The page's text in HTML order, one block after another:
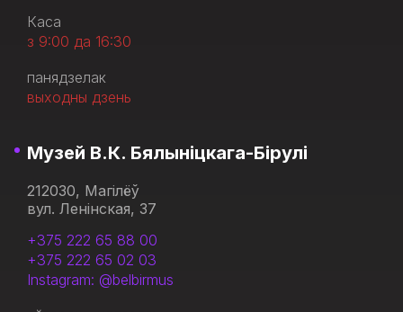
Каса
з 9:00 да 16:30
панядзелак
выходны дзень
Музей В.К. Бялыніцкага-Бірулі
212030, Магілёў
вул. Ленінская, 37
+375 222 65 88 00
+375 222 65 02 03
Instagram: @belbirmus